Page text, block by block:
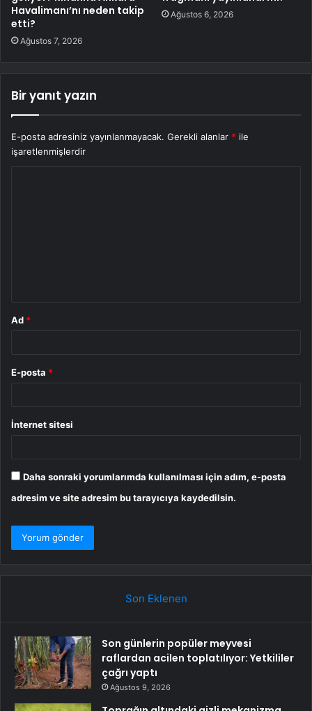
Havalimanı’nı neden takip
etti?
Ağustos 7, 2026
Ağustos 6, 2026
Bir yanıt yazın
E-posta adresiniz yayınlanmayacak. Gerekli alanlar * ile
işaretlenmişlerdir
Ad *
E-posta *
İnternet sitesi
Daha sonraki yorumlarımda kullanılması için adım, e-posta
adresim ve site adresim bu tarayıcıya kaydedilsin.
Son Eklenen
Son günlerin popüler meyvesi
raflardan acilen toplatılıyor: Yetkililer
çağrı yaptı
Ağustos 9, 2026